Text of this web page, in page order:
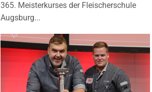
365. Meisterkurses der Fleischerschule
Augsburg...